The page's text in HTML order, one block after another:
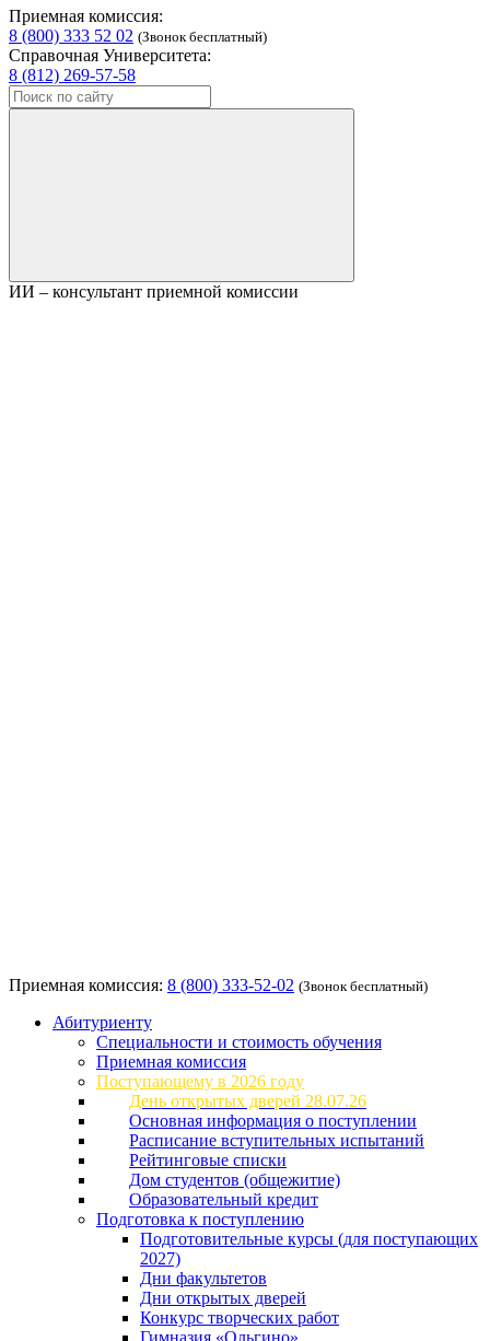
Приемная комиссия:
8 (800) 333 52 02 (Звонок бесплатный)
Справочная Университета:
8 (812) 269-57-58
ИИ – консультант приемной комиссии
Приемная комиссия: 8 (800) 333-52-02 (Звонок бесплатный)
Абитуриенту
Специальности и стоимость обучения
Приемная комиссия
Поступающему в 2026 году
День открытых дверей 28.07.26
Основная информация о поступлении
Расписание вступительных испытаний
Рейтинговые списки
Дом студентов (общежитие)
Образовательный кредит
Подготовка к поступлению
Подготовительные курсы (для поступающих
2027)
Дни факультетов
Дни открытых дверей
Конкурс творческих работ
Гимназия «Ольгино»